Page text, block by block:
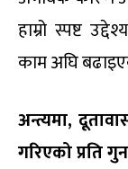
हाम्रो स्पष्ट
काम अघि
अन्त्यमा,
गरिएको प्रति